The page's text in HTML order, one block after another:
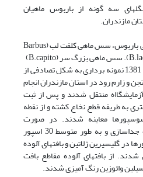
سه گونه از باربوس ماهیان
مازندران.
حیوانات صد و شصت و دو ماهی باربوس، سس ماهی کلفت لب (Barbus
روش از شهریور 1380 تا مرداد 1381 نمونه برداری به شکل تصادفی از
و زارم رود در استان مازندران انجام
منتقل شدند و پس از ثبت
به طریقه قطع نخاع کشته و از نقطه
معاینه شدند. در صورت
مشاهده کیست بافتهای آلوده جداسازی و به طور متوسط 30 اسپور
در گلیسیرین ژلاتین و بافتهای آلوده
فیکس شدند. از بافتهای آلوده مقاطع بافت
وائوزین رنگ آمیزی شدند.